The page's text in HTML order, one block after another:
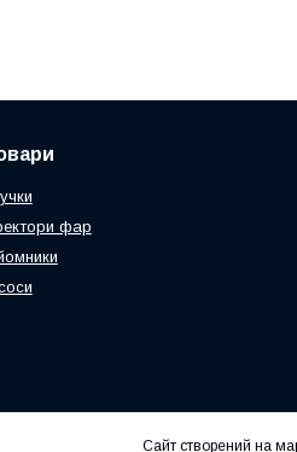
фар
Сайт створений на